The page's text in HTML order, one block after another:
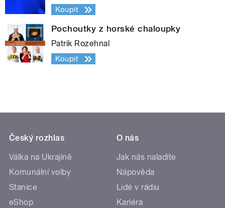
Koupit
Pochoutky z horské chaloupky
Patrik Rozehnal
Koupit
Český rozhlas
Válka na Ukrajině
Komunální volby
Stanice
eShop
O nás
Jak nás naladíte
Nápověda
Lidé v rádiu
Kariéra